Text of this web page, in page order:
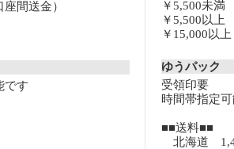
間送金）
です
￥5,500未
￥5,500以
￥15,000以
ゆうパック
受領印要
時間帯指定
■■送料■■
北海道